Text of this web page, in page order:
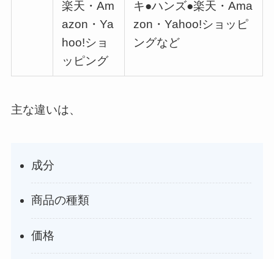
楽天・Am
azon・Ya
hoo!ショ
ッピング
キ●ハンズ●楽天・Ama
zon・Yahoo!ショッピ
ングなど
主な違いは、
成分
商品の種類
価格